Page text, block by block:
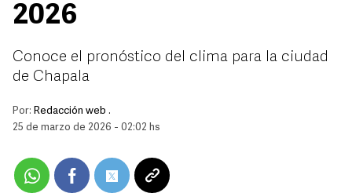
2026
Conoce el pronóstico del clima para la ciudad
de Chapala
Por: Redacción web .
25 de marzo de 2026 - 02:02 hs